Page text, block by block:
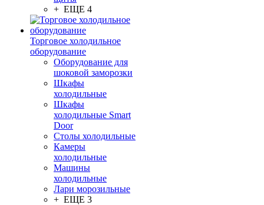
+ ЕЩЕ 4
Торговое холодильное
оборудование
Оборудование для
шоковой заморозки
Шкафы
холодильные
Шкафы
холодильные Smart
Door
Столы холодильные
Камеры
холодильные
Машины
холодильные
Лари морозильные
+ ЕЩЕ 3